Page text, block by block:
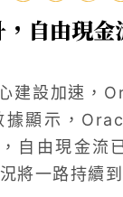
自由現
建設加速，
據顯示，
自由現金流
將一路持續